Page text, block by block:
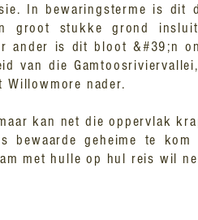
In bewaringsterme is dit
groot stukke grond
ander is dit bloot &#39;n
van die
nader.
kan net die oppervlak
geheime te kom
met hulle op hul reis wil